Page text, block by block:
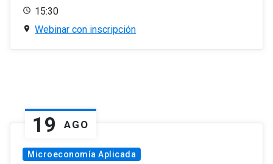
15:30
Webinar con inscripción
19 AGO
Microeconomía Aplicada